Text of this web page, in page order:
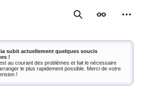
RechercherApparence
subit actuellement quelques soucis
!
au courant des problèmes et fait le nécessaire
le plus rapidement possible. Merci de votre
!